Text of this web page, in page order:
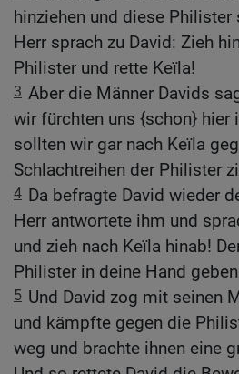
hinziehen und diese Philister
Herr sprach zu David: Zieh
Philister und rette Keïla!
3 Aber die Männer Davids
wir fürchten uns {schon} hier
sollten wir gar nach Keïla
Schlachtreihen der Philister
4 Da befragte David wieder
Herr antwortete ihm und
und zieh nach Keïla hinab!
Philister in deine Hand
5 Und David zog mit seinen
und kämpfte gegen die
weg und brachte ihnen eine